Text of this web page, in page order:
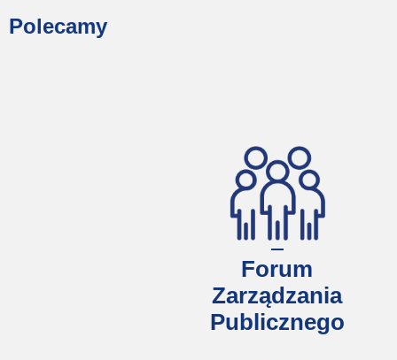
Polecamy
Forum
Zarządzania
Publicznego